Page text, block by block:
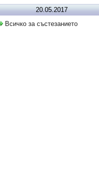
20.05.2017
Всичко за състезанието